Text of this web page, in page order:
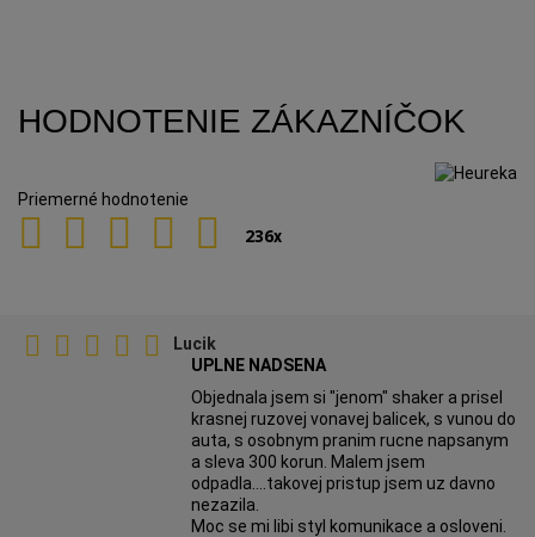
HODNOTENIE ZÁKAZNÍČOK
Priemerné hodnotenie
236x
Lucik
UPLNE NADSENA
Objednala jsem si "jenom" shaker a prisel
krasnej ruzovej vonavej balicek, s vunou do
auta, s osobnym pranim rucne napsanym
a sleva 300 korun. Malem jsem
odpadla....takovej pristup jsem uz davno
nezazila.
Moc se mi libi styl komunikace a osloveni.